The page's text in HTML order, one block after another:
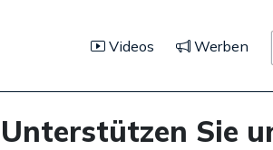
Videos Werben
Unterstützen Sie